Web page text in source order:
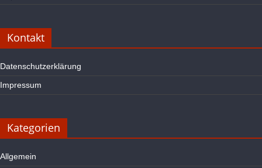
Kontakt
Datenschutzerklärung
Impressum
Kategorien
Allgemein